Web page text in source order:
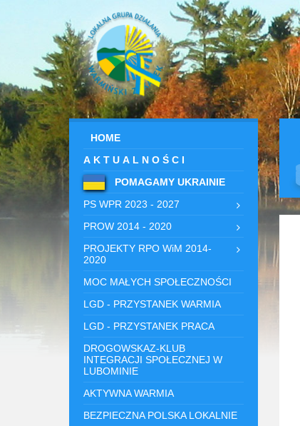
HOME
AKTUALNOŚCI
POMAGAMY UKRAINIE
PS WPR 2023 - 2027
PROW 2014 - 2020
PROJEKTY RPO WiM 2014-
2020
MOC MAŁYCH SPOŁECZNOŚCI
LGD - PRZYSTANEK WARMIA
LGD - PRZYSTANEK PRACA
DROGOWSKAZ-KLUB
INTEGRACJI SPOŁECZNEJ W
LUBOMINIE
AKTYWNA WARMIA
BEZPIECZNA POLSKA LOKALNIE